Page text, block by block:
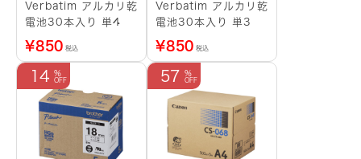
Verbatim アルカリ乾
電池30本入り 単4
¥850 税込
Verbatim アルカリ乾
電池30本入り 単3
¥850 税込
14 57